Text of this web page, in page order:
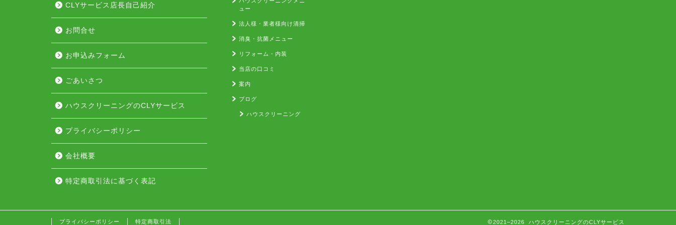
CLYサービス店長自己紹介
お問合せ
お申込みフォーム
ごあいさつ
ハウスクリーニングのCLYサービス
プライバシーポリシー
会社概要
特定商取引法に基づく表記
ュー
法人様・業者様向け清掃
消臭・抗菌メニュー
リフォーム・内装
当店の口コミ
案内
ブログ
ハウスクリーニング
プライバシーポリシー 特定商取引法 2021–2026 ハウスクリーニングのCLYサービス